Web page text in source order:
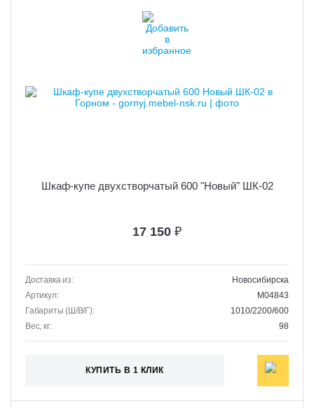
Шкаф-купе двухстворчатый 600 "Новый" ШК-02
17 150 ₽
Доставка из:
Новосибирска
Артикул:
M04843
Габариты (Ш/В/Г):
1010/2200/600
Вес, кг:
98
КУПИТЬ В 1 КЛИК